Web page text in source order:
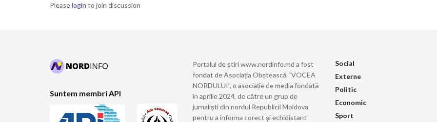
Pleaselogin to join discussion
Suntem membri API
Portalul de știri www.nordinfo.md a fost
fondat de Asociația Obștească “VOCEA
NORDULUI”, o asociație de media fondată
în aprilie 2024, de către un grup de
jurnaliști din nordul Republicii Moldova
pentru a informa corect şi echidistant
Social
Externe
Politic
Economic
Sport